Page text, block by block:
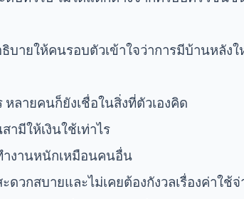
บายให้คนรอบตัวเข้าใจว่าการมีบ้านหลัง
ลายคนก็ยังเชื่อในสิ่งที่ตัวเองคิด
ามีให้เงินใช้เท่าไร
งานหนักเหมือนคนอื่น
วกสบายและไม่เคยต้องกังวลเรื่องค่าใช้จ่